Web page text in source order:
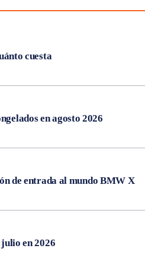
cuesta
en agosto 2026
de entrada al mundo BMW X
en 2026